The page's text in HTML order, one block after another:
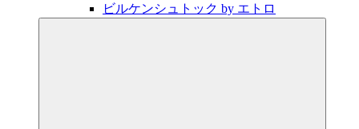
ビルケンシュトック by エトロ